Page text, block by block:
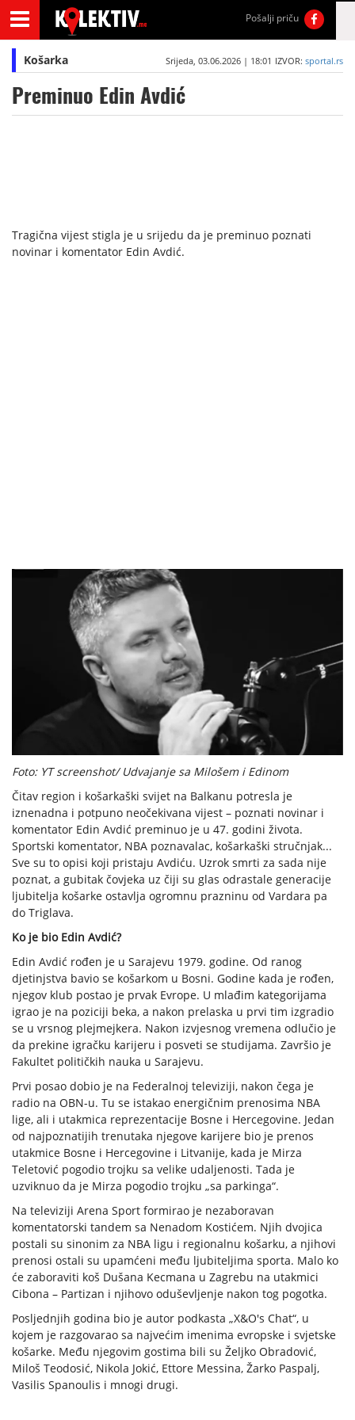
Pošalji priču
Košarka Srijeda, 03.06.2026 | 18:01 IZVOR: sportal.rs
Preminuo Edin Avdić
Tragična vijest stigla je u srijedu da je preminuo poznati
novinar i komentator Edin Avdić.
Foto: YT screenshot/ Udvajanje sa Milošem i Edinom
Čitav region i košarkaški svijet na Balkanu potresla je
iznenadna i potpuno neočekivana vijest – poznati novinar i
komentator Edin Avdić preminuo je u 47. godini života.
Sportski komentator, NBA poznavalac, košarkaški stručnjak...
Sve su to opisi koji pristaju Avdiću. Uzrok smrti za sada nije
poznat, a gubitak čovjeka uz čiji su glas odrastale generacije
ljubitelja košarke ostavlja ogromnu prazninu od Vardara pa
do Triglava.
Ko je bio Edin Avdić?
Edin Avdić rođen je u Sarajevu 1979. godine. Od ranog
djetinjstva bavio se košarkom u Bosni. Godine kada je rođen,
njegov klub postao je prvak Evrope. U mlađim kategorijama
igrao je na poziciji beka, a nakon prelaska u prvi tim izgradio
se u vrsnog plejmejkera. Nakon izvjesnog vremena odlučio je
da prekine igračku karijeru i posveti se studijama. Završio je
Fakultet političkih nauka u Sarajevu.
Prvi posao dobio je na Federalnoj televiziji, nakon čega je
radio na OBN-u. Tu se istakao energičnim prenosima NBA
lige, ali i utakmica reprezentacije Bosne i Hercegovine. Jedan
od najpoznatijih trenutaka njegove karijere bio je prenos
utakmice Bosne i Hercegovine i Litvanije, kada je Mirza
Teletović pogodio trojku sa velike udaljenosti. Tada je
uzviknuo da je Mirza pogodio trojku „sa parkinga“.
Na televiziji Arena Sport formirao je nezaboravan
komentatorski tandem sa Nenadom Kostićem. Njih dvojica
postali su sinonim za NBA ligu i regionalnu košarku, a njihovi
prenosi ostali su upamćeni među ljubiteljima sporta. Malo ko
će zaboraviti koš Dušana Kecmana u Zagrebu na utakmici
Cibona – Partizan i njihovo oduševljenje nakon tog pogotka.
Posljednjih godina bio je autor podkasta „X&O's Chat“, u
kojem je razgovarao sa najvećim imenima evropske i svjetske
košarke. Među njegovim gostima bili su Željko Obradović,
Miloš Teodosić, Nikola Jokić, Ettore Messina, Žarko Paspalj,
Vasilis Spanoulis i mnogi drugi.